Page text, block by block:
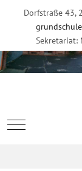
Dorfstraße 43,
Sekretariat:
Mobile Menu